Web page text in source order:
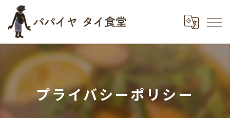
プライバシーポリシー